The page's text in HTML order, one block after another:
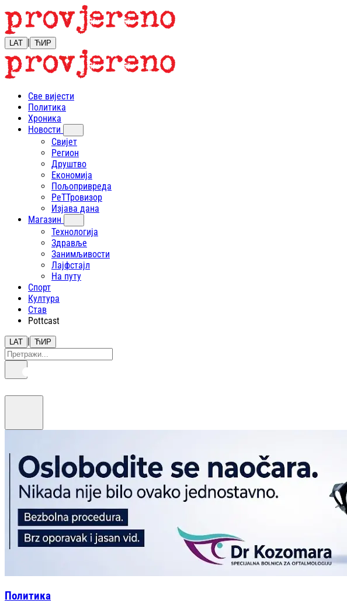
LAT | ЋИР
Све вијести
Политика
Хроника
Новости
Свијет
Регион
Друштво
Економија
Пољопривреда
РеТТровизор
Изјава дана
Магазин
Технологија
Здравље
Занимљивости
Лајфстajл
На путу
Спорт
Култура
Став
Pottcast
LAT | ЋИР
Политика